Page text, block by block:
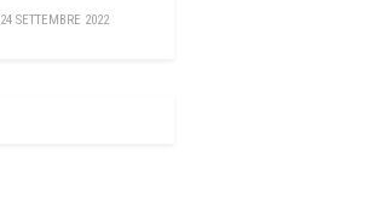
SETTEMBRE 2022